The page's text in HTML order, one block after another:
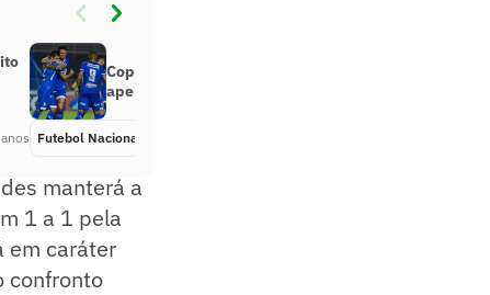
Copa do Nordeste: CSA e CRB
apenas empatam no Rei Pelé
Futebol Nacional
manterá a
1 a 1 pela
em caráter
confronto